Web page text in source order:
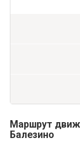
Маршрут
Балезино